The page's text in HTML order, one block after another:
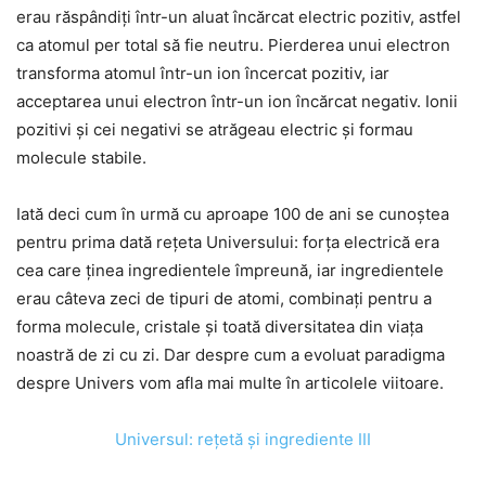
erau răspândiţi într-un aluat încărcat electric pozitiv, astfel
ca atomul per total să fie neutru. Pierderea unui electron
transforma atomul într-un ion încercat pozitiv, iar
acceptarea unui electron într-un ion încărcat negativ. Ionii
pozitivi şi cei negativi se atrăgeau electric şi formau
molecule stabile.
Iată deci cum în urmă cu aproape 100 de ani se cunoştea
pentru prima dată reţeta Universului: forţa electrică era
cea care ţinea ingredientele împreună, iar ingredientele
erau câteva zeci de tipuri de atomi, combinaţi pentru a
forma molecule, cristale şi toată diversitatea din viaţa
noastră de zi cu zi. Dar despre cum a evoluat paradigma
despre Univers vom afla mai multe în articolele viitoare.
Universul: rețetă și ingrediente III